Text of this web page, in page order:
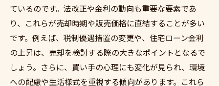
ているのです。法改正や金利の動向も重要な要素であ
り、これらが売却時期や販売価格に直結することが多い
です。例えば、税制優遇措置の変更や、住宅ローン金利
の上昇は、売却を検討する際の大きなポイントとなるで
しょう。さらに、買い手の心理にも変化が見られ、環境
への配慮や生活様式を重視する傾向があります。これら